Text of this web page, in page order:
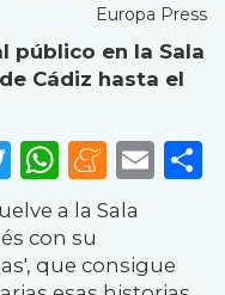
Europa Press
público en la Sala
Cádiz hasta el
Twitter
a la Sala
con su
que consigue